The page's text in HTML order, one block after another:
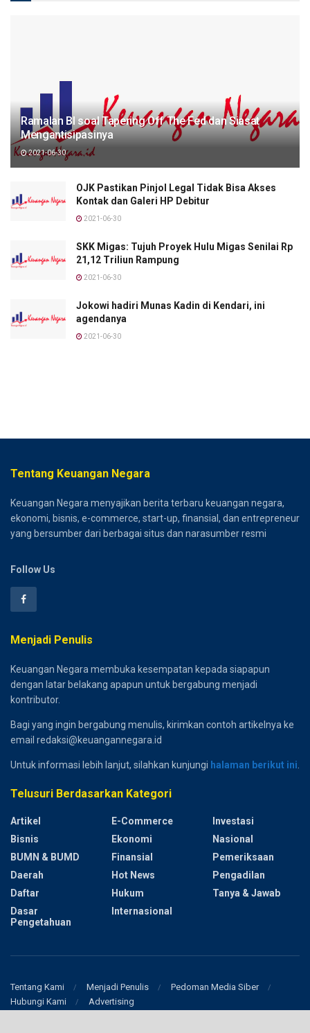
Ramalan BI soal Tapering Off The Fed dan Siasat
Mengantisipasinya
2021-06-30
OJK Pastikan Pinjol Legal Tidak Bisa Akses
Kontak dan Galeri HP Debitur
2021-06-30
SKK Migas: Tujuh Proyek Hulu Migas Senilai Rp
21,12 Triliun Rampung
2021-06-30
Jokowi hadiri Munas Kadin di Kendari, ini
agendanya
2021-06-30
Tentang Keuangan Negara
Keuangan Negara menyajikan berita terbaru keuangan negara,
ekonomi, bisnis, e-commerce, start-up, finansial, dan entrepreneur
yang bersumber dari berbagai situs dan narasumber resmi
Follow Us
Menjadi Penulis
Keuangan Negara membuka kesempatan kepada siapapun
dengan latar belakang apapun untuk bergabung menjadi
kontributor.
Bagi yang ingin bergabung menulis, kirimkan contoh artikelnya ke
email redaksi@keuangannegara.id
Untuk informasi lebih lanjut, silahkan kunjungi halaman berikut ini
Telusuri Berdasarkan Kategori
Artikel
Bisnis
BUMN & BUMD
Daerah
Daftar
Dasar
Pengetahuan
E-Commerce
Ekonomi
Finansial
Hot News
Hukum
Internasional
Investasi
Nasional
Pemeriksaan
Pengadilan
Tanya & Jawab
Tentang Kami Menjadi Penulis
Pedoman Media Siber
Hubungi Kami
Advertising